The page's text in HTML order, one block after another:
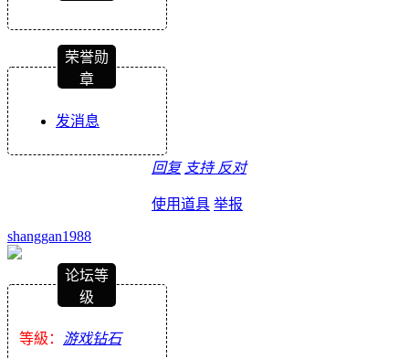
荣誉勋
章
发消息
回复 支持 反对
使用道具 举报
shanggan1988
论坛等
级
等級： 游戏钻石